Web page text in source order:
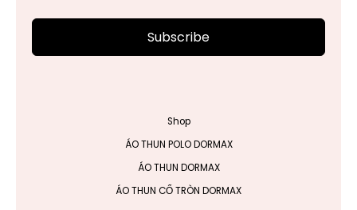
Subscribe
Shop
ÁO THUN POLO DORMAX
ÁO THUN DORMAX
ÁO THUN CỔ TRÒN DORMAX